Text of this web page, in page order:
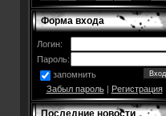
Форма входа
Логин:
Пароль:
запомнить
Забыл пароль| Регистрация
Последние новости